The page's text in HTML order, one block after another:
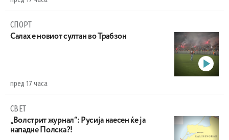
СПОРТ
Салах е новиот султан во Трабзон
пред 17 часа
СВЕТ
„Волстрит журнал“: Русија наесен ќе ја
нападне Полска?!